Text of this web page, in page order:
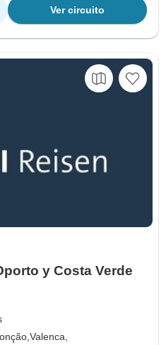
Ver circuito
y Costa Verde
Valenca,